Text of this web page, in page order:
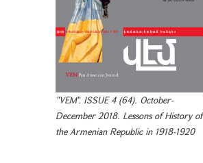
"VEM". ISSUE 4 (64). October-
December 2018. Lessons of History of
the Armenian Republic in 1918-1920